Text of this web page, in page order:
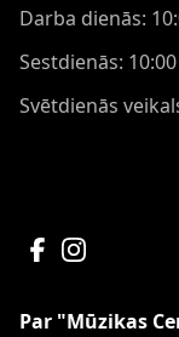
Darba dienās:
Sestdienās:
Svētdienās
Par "Mūzikas